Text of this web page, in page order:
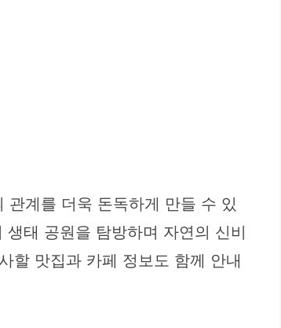
계를 더욱 돈독하게 만들 수 있
태 공원을 탐방하며 자연의 신비
할 맛집과 카페 정보도 함께 안내